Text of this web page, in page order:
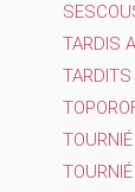
TARDIS